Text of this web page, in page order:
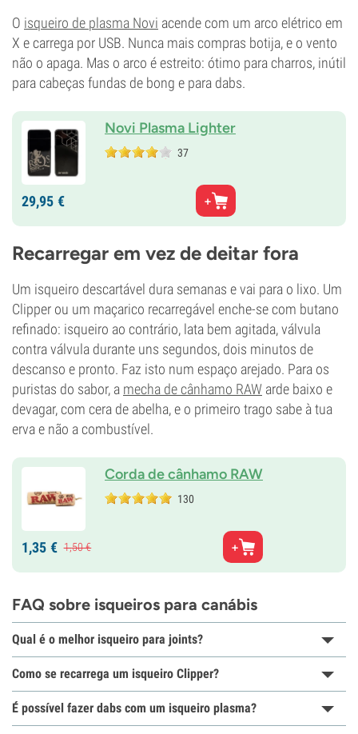
O isqueiro de plasma Novi acende com um arco elétrico em
X e carrega por USB. Nunca mais compras botija, e o vento
não o apaga. Mas o arco é estreito: ótimo para charros, inútil
para cabeças fundas de bong e para dabs.
Novi Plasma Lighter
37
29,95 €
Recarregar em vez de deitar fora
Um isqueiro descartável dura semanas e vai para o lixo. Um
Clipper ou um maçarico recarregável enche-se com butano
refinado: isqueiro ao contrário, lata bem agitada, válvula
contra válvula durante uns segundos, dois minutos de
descanso e pronto. Faz isto num espaço arejado. Para os
puristas do sabor, a mecha de cânhamo RAW arde baixo e
devagar, com cera de abelha, e o primeiro trago sabe à tua
erva e não a combustível.
Corda de cânhamo RAW
130
1,35 € 1,50€
FAQ sobre isqueiros para canábis
Qual é o melhor isqueiro para joints?
Como se recarrega um isqueiro Clipper?
É possível fazer dabs com um isqueiro plasma?